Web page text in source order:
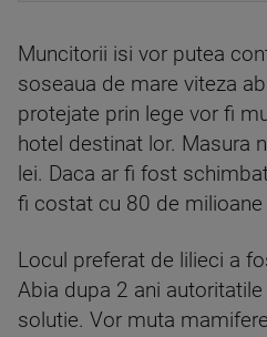
Muncitorii isi vor putea
soseaua de mare viteza
protejate prin lege vor fi
hotel destinat lor. Masura
lei. Daca ar fi fost
fi costat cu 80 de
Locul preferat de lilieci a
Abia dupa 2 ani
solutie. Vor muta